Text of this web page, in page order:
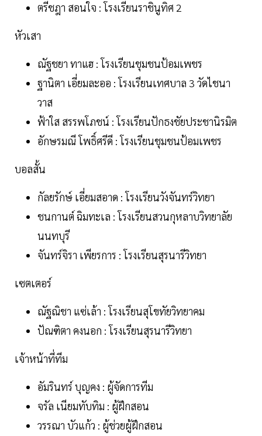
ตรีชฎา สอนใจ : โรงเรียนราชินูทิศ 2
หัวเสา
ณัฐชยา ทาแฮ : โรงเรียนชุมชนป้อมเพชร
ฐานิตา เอี่ยมละออ : โรงเรียนเทศบาล 3 วัดไชนา
วาส
ฟ้าใส สรรพโภชน์ : โรงเรียนปักธงชัยประชานิรมิต
อักษรมณี โพธิ์ศรีดี : โรงเรียนชุมชนป้อมเพชร
บอลสั้น
กัลยรักษ์ เอี่ยมสอาด : โรงเรียนวังจันทร์วิทยา
ชนกานต์ ฉิมทะเล : โรงเรียนสวนกุหลาบวิทยาลัย
นนทบุรี
จันทร์จิรา เพียรการ : โรงเรียนสุรนารีวิทยา
เซตเตอร์
ณัฐณิชา แซ่เล้า : โรงเรียนสุโขทัยวิทยาคม
ปัณฑิตา คงนอก : โรงเรียนสุรนารีวิทยา
เจ้าหน้าที่ทีม
อัมรินทร์ บุญคง : ผู้จัดการทีม
จรัล เนียมทับทิม : ผู้ฝึกสอน
วรรณา บัวแก้ว : ผู้ช่วยผู้ฝึกสอน